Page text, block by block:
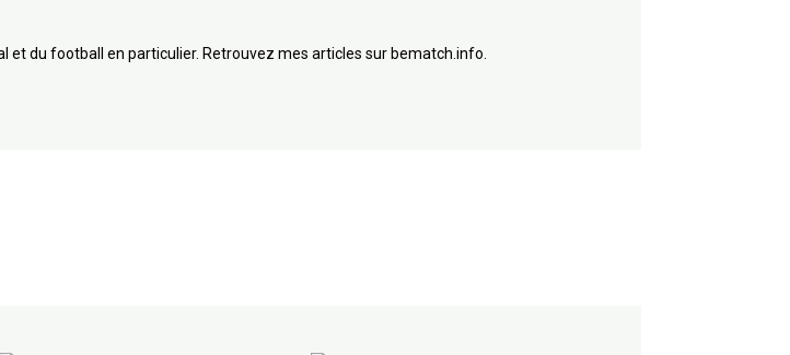
et du football en particulier. Retrouvez mes articles sur bematch.info.